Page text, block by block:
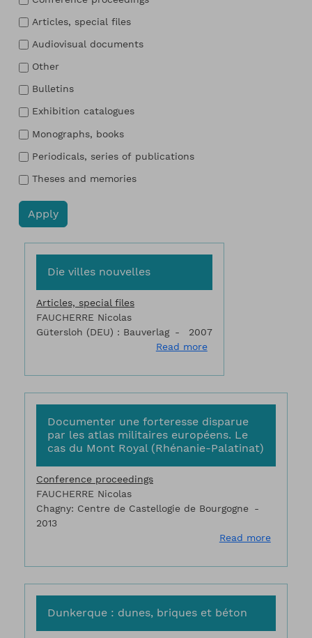
Articles, special files
Audiovisual documents
Other
Bulletins
Exhibition catalogues
Monographs, books
Periodicals, series of publications
Theses and memories
Die villes nouvelles
Articles, special files
FAUCHERRE Nicolas
Gütersloh (DEU) : Bauverlag
2007
Read moreabout Die villes
Documenter une forteresse disparue
par les atlas militaires européens. Le
cas du Mont Royal (Rhénanie-Palatinat)
Conference proceedings
FAUCHERRE Nicolas
Chagny: Centre de Castellogie de Bourgogne
2013
Read moreabout
Dunkerque : dunes, briques et béton